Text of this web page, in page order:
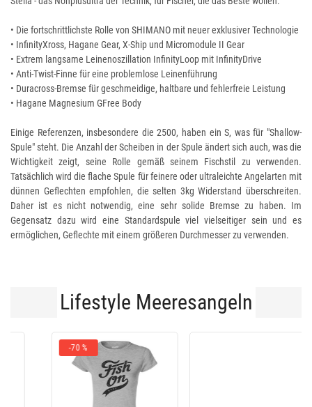
• Die fortschrittlichste Rolle von SHIMANO mit neuer exklusiver Technologie
• InfinityXross, Hagane Gear, X-Ship und Micromodule II Gear
• Extrem langsame Leinenoszillation InfinityLoop mit InfinityDrive
• Anti-Twist-Finne für eine problemlose Leinenführung
• Duracross-Bremse für geschmeidige, haltbare und fehlerfreie Leistung
• Hagane Magnesium GFree Body
Einige Referenzen, insbesondere die 2500, haben ein S, was für "Shallow-
Spule" steht. Die Anzahl der Scheiben in der Spule ändert sich auch, was die
Wichtigkeit zeigt, seine Rolle gemäß seinem Fischstil zu verwenden.
Tatsächlich wird die flache Spule für feinere oder ultraleichte Angelarten mit
dünnen Geflechten empfohlen, die selten 3kg Widerstand überschreiten.
Daher ist es nicht notwendig, eine sehr solide Bremse zu haben. Im
Gegensatz dazu wird eine Standardspule viel vielseitiger sein und es
ermöglichen, Geflechte mit einem größeren Durchmesser zu verwenden.
Lifestyle Meeresangeln